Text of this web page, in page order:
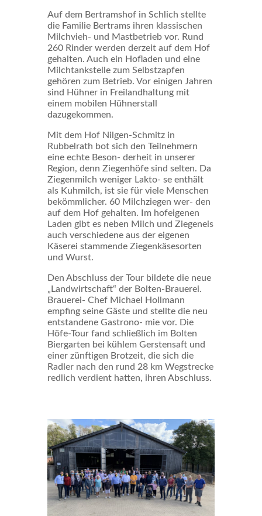
Auf dem Bertramshof in Schlich stellte
die Familie Bertrams ihren klassischen
Milchvieh- und Mastbetrieb vor. Rund
260 Rinder werden derzeit auf dem Hof
gehalten. Auch ein Hofladen und eine
Milchtankstelle zum Selbstzapfen
gehören zum Betrieb. Vor einigen Jahren
sind Hühner in Freilandhaltung mit
einem mobilen Hühnerstall
dazugekommen.
Mit dem Hof Nilgen-Schmitz in
Rubbelrath bot sich den Teilnehmern
eine echte Beson- derheit in unserer
Region, denn Ziegenhöfe sind selten. Da
Ziegenmilch weniger Lakto- se enthält
als Kuhmilch, ist sie für viele Menschen
bekömmlicher. 60 Milchziegen wer- den
auf dem Hof gehalten. Im hofeigenen
Laden gibt es neben Milch und Ziegeneis
auch verschiedene aus der eigenen
Käserei stammende Ziegenkäsesorten
und Wurst.
Den Abschluss der Tour bildete die neue
„Landwirtschaft“ der Bolten-Brauerei.
Brauerei- Chef Michael Hollmann
empfing seine Gäste und stellte die neu
entstandene Gastrono- mie vor. Die
Höfe-Tour fand schließlich im Bolten
Biergarten bei kühlem Gerstensaft und
einer zünftigen Brotzeit, die sich die
Radler nach den rund 28 km Wegstrecke
redlich verdient hatten, ihren Abschluss.